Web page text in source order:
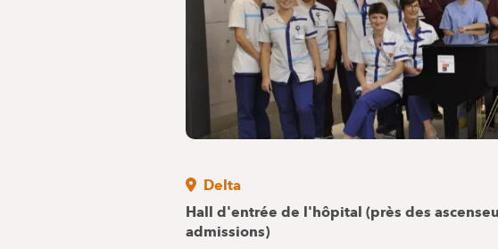
Delta
Hall d'entrée de l'hôpital (près des
admissions)